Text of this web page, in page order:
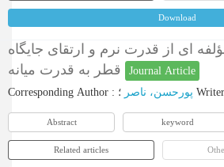
Download
ای از قدرت نرم و ارتقای جایگاه
Journal Article
Corresponding Author : پورحسن، ناصر Writer
Abstract keyword
Related articles